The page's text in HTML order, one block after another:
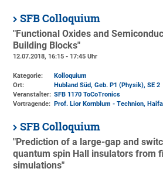
SFB Colloquium
"Functional Oxides and
Building Blocks"
12.07.2018, 16:15 - 17:45 Uhr
Kategorie:
Kolloquium
Ort:
Hubland Süd, Geb. P1 (Physik), SE 2
Veranstalter: SFB 1170 ToCoTronics
Vortragende:
Prof. Lior Kornblum - Technion,
SFB Colloquium
"Prediction of a large-gap and
quantum spin Hall insulators from
simulations"